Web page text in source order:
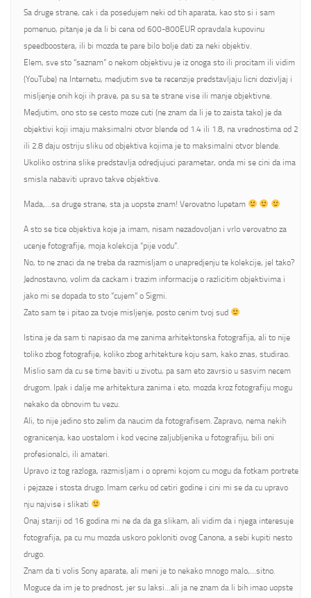
Sa druge strane, cak i da posedujem neki od tih aparata, kao sto si i sam
pomenuo, pitanje je da li bi cena od 600-800EUR opravdala kupovinu
speedboostera, ili bi mozda te pare bilo bolje dati za neki objektiv.
Elem, sve sto “saznam” o nekom objektivu je iz onoga sto ili procitam ili vidim
(YouTube) na Internetu, medjutim sve te recenzije predstavljaju licni dozivljaj i
misljenje onih koji ih prave, pa su sa te strane vise ili manje objektivne.
Medjutim, ono sto se cesto moze cuti (ne znam da li je to zaista tako) je da
objektivi koji imaju maksimalni otvor blende od 1.4 ili 1.8, na vrednostima od 2
ili 2.8 daju ostriju sliku od objektiva kojima je to maksimalni otvor blende.
Ukoliko ostrina slike predstavlja odredjujuci parametar, onda mi se cini da ima
smisla nabaviti upravo takve objektive.
Mada,…sa druge strane, sta ja uopste znam! Verovatno lupetam
A sto se tice objektiva koje ja imam, nisam nezadovoljan i vrlo verovatno za
ucenje fotografije, moja kolekcija “pije vodu”.
No, to ne znaci da ne treba da razmisljam o unapredjenju te kolekcije, jel tako?
Jednostavno, volim da cackam i trazim informacije o razlicitim objektivima i
jako mi se dopada to sto “cujem” o Sigmi.
Zato sam te i pitao za tvoje misljenje, posto cenim tvoj sud
Istina je da sam ti napisao da me zanima arhitektonska fotografija, ali to nije
toliko zbog fotografije, koliko zbog arhitekture koju sam, kako znas, studirao.
Mislio sam da cu se time baviti u zivotu, pa sam eto zavrsio u sasvim necem
drugom. Ipak i dalje me arhitektura zanima i eto, mozda kroz fotografiju mogu
nekako da obnovim tu vezu.
Ali, to nije jedino sto zelim da naucim da fotografisem. Zapravo, nema nekih
ogranicenja, kao uostalom i kod vecine zaljubljenika u fotografiju, bili oni
profesionalci, ili amateri.
Upravo iz tog razloga, razmisljam i o opremi kojom cu mogu da fotkam portrete
i pejzaze i stosta drugo. Imam cerku od cetiri godine i cini mi se da cu upravo
nju najvise i slikati
Onaj stariji od 16 godina mi ne da da ga slikam, ali vidim da i njega interesuje
fotografija, pa cu mu mozda uskoro pokloniti ovog Canona, a sebi kupiti nesto
drugo.
Znam da ti volis Sony aparate, ali meni je to nekako mnogo malo,…sitno.
Moguce da im je to prednost, jer su laksi…ali ja ne znam da li bih imao uopste